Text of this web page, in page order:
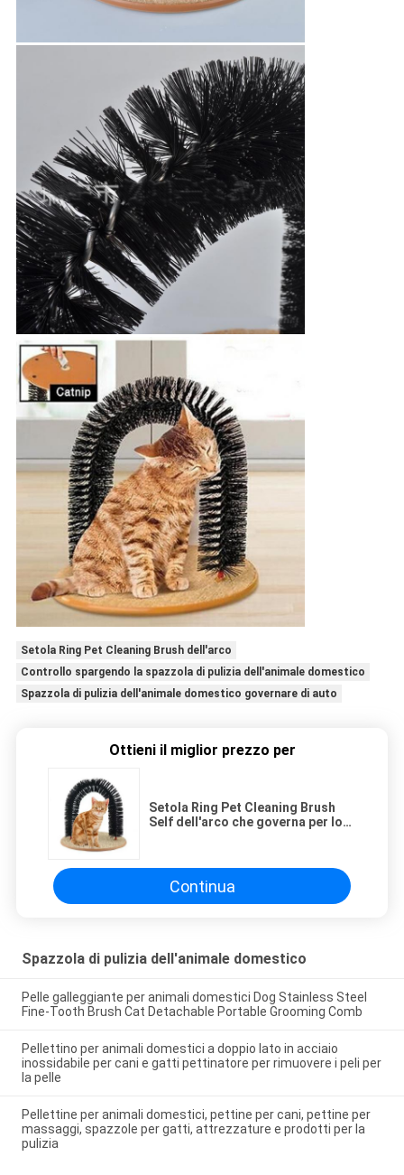
Setola Ring Pet Cleaning Brush dell'arco
Controllo spargendo la spazzola di pulizia dell'animale domestico
Spazzola di pulizia dell'animale domestico governare di auto
Ottieni il miglior prezzo per
Setola Ring Pet Cleaning Brush
Self dell'arco che governa per lo
Continua
Spazzola di pulizia dell'animale domestico
Pelle galleggiante per animali domestici Dog Stainless Steel
Fine-Tooth Brush Cat Detachable Portable Grooming Comb
Pellettino per animali domestici a doppio lato in acciaio
inossidabile per cani e gatti pettinatore per rimuovere i peli per
la pelle
Pellettine per animali domestici, pettine per cani, pettine per
massaggi, spazzole per gatti, attrezzature e prodotti per la
pulizia